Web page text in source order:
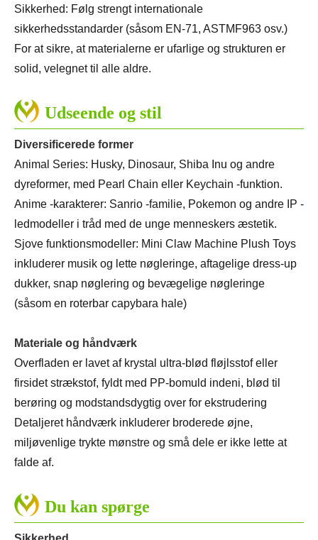
Sikkerhed: Følg strengt internationale
sikkerhedsstandarder (såsom EN-71, ASTMF963 osv.)
For at sikre, at materialerne er ufarlige og strukturen er
solid, velegnet til alle aldre.
Udseende og stil
Diversificerede former
Animal Series: Husky, Dinosaur, Shiba Inu og andre
dyreformer, med Pearl Chain eller Keychain -funktion.
Anime -karakterer: Sanrio -familie, Pokemon og andre IP -
ledmodeller i tråd med de unge menneskers æstetik.
Sjove funktionsmodeller: Mini Claw Machine Plush Toys
inkluderer musik og lette nøgleringe, aftagelige dress-up
dukker, snap nøglering og bevægelige nøgleringe
(såsom en roterbar capybara hale)
Materiale og håndværk
Overfladen er lavet af krystal ultra-blød fløjlsstof eller
firsidet strækstof, fyldt med PP-bomuld indeni, blød til
berøring og modstandsdygtig over for ekstrudering
Detaljeret håndværk inkluderer broderede øjne,
miljøvenlige trykte mønstre og små dele er ikke lette at
falde af.
Du kan spørge